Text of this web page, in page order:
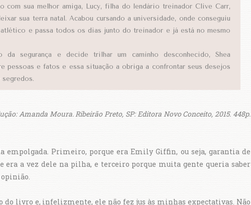
com sua melhor amiga, Lucy, filha do lendário treinador Clive Carr,
sua terra natal. Acabou cursando a universidade, onde conseguiu
e passa todos os dias junto do treinador e já está no mesmo
da segurança e decide trilhar um caminho desconhecido, Shea
pessoas e fatos e essa situação a obriga a confrontar seus desejos
Amanda Moura. Ribeirão Preto, SP: Editora Novo Conceito, 2015. 448p.
empolgada. Primeiro, porque era Emily Giffin, ou seja, garantia de
era a vez dele na pilha, e terceiro porque muita gente queria saber
do livro e, infelizmente, ele não fez jus às minhas expectativas. Não